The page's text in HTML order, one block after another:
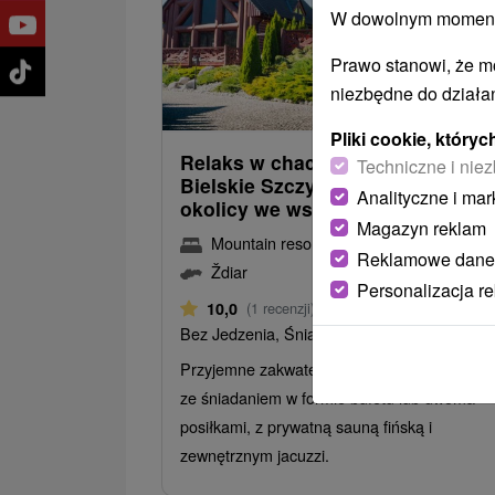
od
Relaks w chacie z widokiem na
Bielskie Szczyty w spokojnej
okolicy we wsi Ždiar
Mountain resort Chalets Ždiar
Ždiar
10,0 (1 recenzji)
Bez Jedzenia, Śniadanie, Śniadanie I
Przyjemne zakwaterowanie bez wyżywienia
ze śniadaniem w formie bufetu lub dwoma
posiłkami, z prywatną sauną fińską i
zewnętrznym jacuzzi.
W dowolnym
Prawo stanowi, że
niezbędne do
Pliki cookie,
Techniczne i
Analityczne i
Magazyn reklam
Reklamowe
Personalizacja